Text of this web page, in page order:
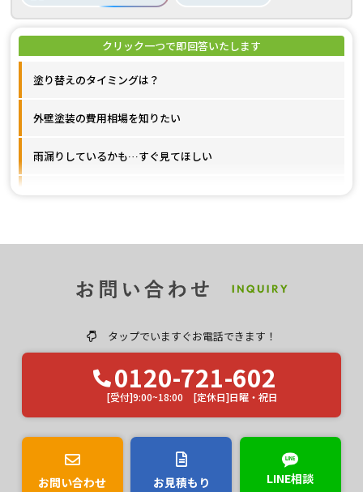
塗り替えのタイミングは？
外壁塗装の費用相場を知りたい
雨漏りしているかも…すぐ見てほしい
タップでいますぐお電話できます！
0120-721-602
[受付]9:00~18:00 [定休日]日曜・祝日
お問い合わせ お見積もり LINE相談